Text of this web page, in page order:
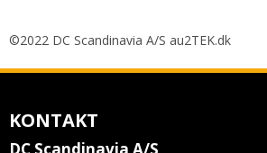
©2022 DC Scandinavia A/S au2TEK.dk
KONTAKT
DC Scandinavia A/S